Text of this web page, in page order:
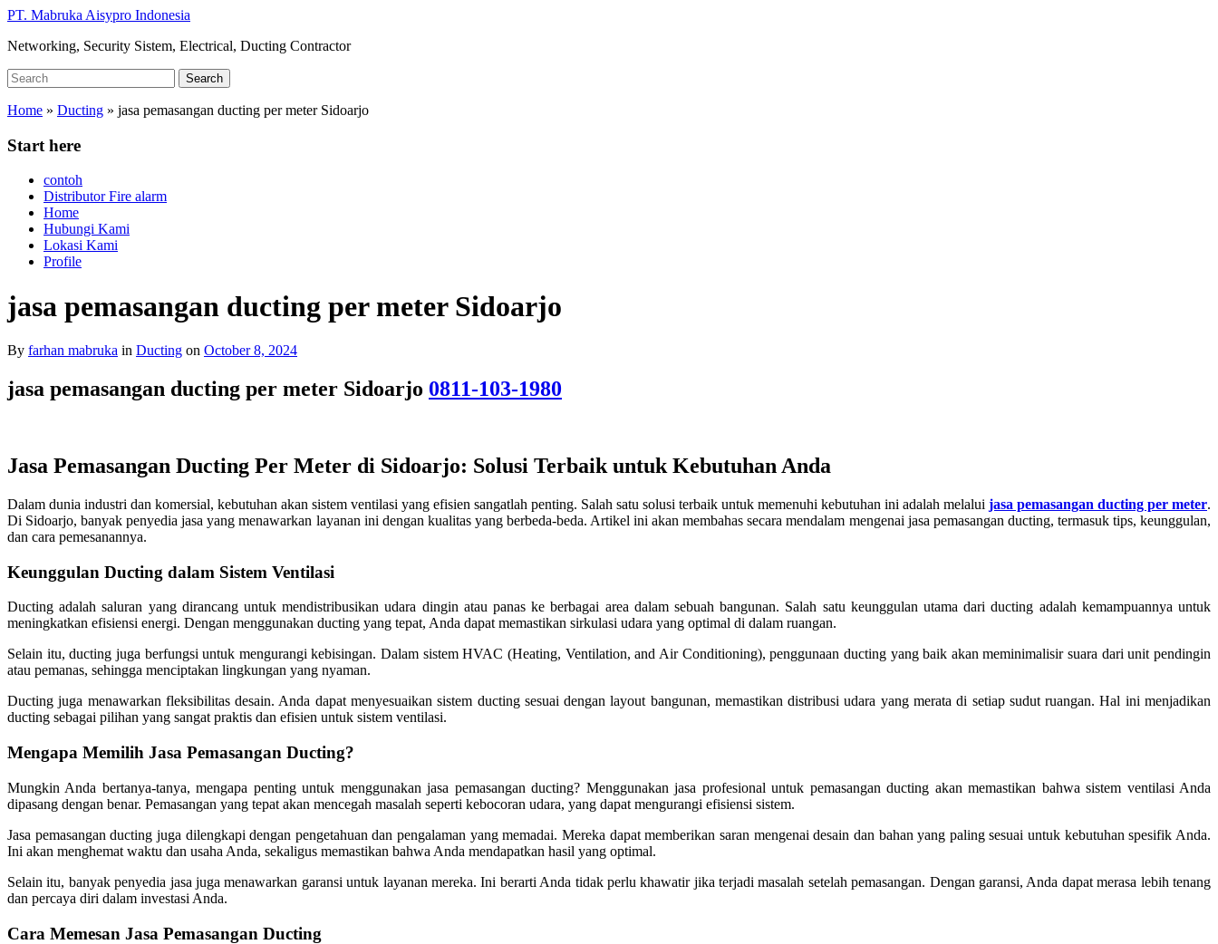
Skip
main
PT. Mabruka Aisypro Indonesia
Networking, Security Sistem, Electrical, Ducting Contractor
Search
for:
Search
Home » Ducting » jasa pemasangan ducting per meter Sidoarjo
Start here
contoh
Distributor Fire alarm
Home
Hubungi Kami
Lokasi Kami
Profile
jasa pemasangan ducting per meter Sidoarjo
By farhan mabruka in Ducting on October 8, 2024
jasa pemasangan ducting per meter Sidoarjo 0811-103-1980
Jasa Pemasangan Ducting Per Meter di Sidoarjo: Solusi Terbaik untuk Kebutuhan Anda
Dalam dunia industri dan komersial, kebutuhan akan sistem ventilasi yang efisien sangatlah penting. Salah satu solusi terbaik untuk memenuhi kebutuhan ini adalah melalui jasa pemasangan ducting per meter.
Di Sidoarjo, banyak penyedia jasa yang menawarkan layanan ini dengan kualitas yang berbeda-beda. Artikel ini akan membahas secara mendalam mengenai jasa pemasangan ducting, termasuk tips, keunggulan,
dan cara pemesanannya.
Keunggulan Ducting dalam Sistem Ventilasi
Ducting adalah saluran yang dirancang untuk mendistribusikan udara dingin atau panas ke berbagai area dalam sebuah bangunan. Salah satu keunggulan utama dari ducting adalah kemampuannya untuk
meningkatkan efisiensi energi. Dengan menggunakan ducting yang tepat, Anda dapat memastikan sirkulasi udara yang optimal di dalam ruangan.
Selain itu, ducting juga berfungsi untuk mengurangi kebisingan. Dalam sistem HVAC (Heating, Ventilation, and Air Conditioning), penggunaan ducting yang baik akan meminimalisir suara dari unit pendingin
atau pemanas, sehingga menciptakan lingkungan yang nyaman.
Ducting juga menawarkan fleksibilitas desain. Anda dapat menyesuaikan sistem ducting sesuai dengan layout bangunan, memastikan distribusi udara yang merata di setiap sudut ruangan. Hal ini menjadikan
ducting sebagai pilihan yang sangat praktis dan efisien untuk sistem ventilasi.
Mengapa Memilih Jasa Pemasangan Ducting?
Mungkin Anda bertanya-tanya, mengapa penting untuk menggunakan jasa pemasangan ducting? Menggunakan jasa profesional untuk pemasangan ducting akan memastikan bahwa sistem ventilasi Anda
dipasang dengan benar. Pemasangan yang tepat akan mencegah masalah seperti kebocoran udara, yang dapat mengurangi efisiensi sistem.
Jasa pemasangan ducting juga dilengkapi dengan pengetahuan dan pengalaman yang memadai. Mereka dapat memberikan saran mengenai desain dan bahan yang paling sesuai untuk kebutuhan spesifik Anda.
Ini akan menghemat waktu dan usaha Anda, sekaligus memastikan bahwa Anda mendapatkan hasil yang optimal.
Selain itu, banyak penyedia jasa juga menawarkan garansi untuk layanan mereka. Ini berarti Anda tidak perlu khawatir jika terjadi masalah setelah pemasangan. Dengan garansi, Anda dapat merasa lebih tenang
dan percaya diri dalam investasi Anda.
Cara Memesan Jasa Pemasangan Ducting